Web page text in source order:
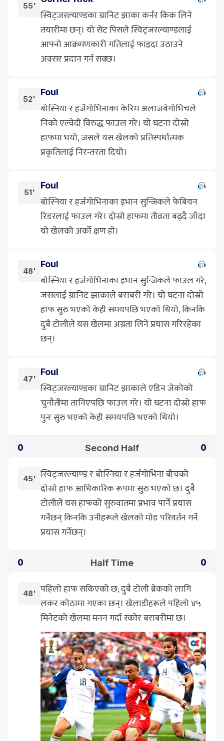
55'
स्विट्जरल्याण्डका ग्रानिट झाका कर्नर किक लिने
तयारीमा छन्। यो सेट पिसले स्विट्जरल्याण्डलाई
आफ्नो आक्रमणकारी गतिलाई फाइदा उठाउने
अवसर प्रदान गर्न सक्छ।
52'
Foul
बोस्निया र हर्जेगोभिनाका केरिम अलाजबेगोभिचले
निको एल्वेदी विरुद्ध फाउल गरे। यो घटना दोस्रो
हाफमा भयो, जसले यस खेलको प्रतिस्पर्धात्मक
प्रकृतिलाई निरन्तरता दियो।
51'
Foul
बोस्निया र हर्जगोभिनाका इभान सुन्जिकले फेबियन
रिडरलाई फाउल गरे। दोस्रो हाफमा तीव्रता बढ्दै जाँदा
यो खेलको अर्को क्षण हो।
48'
Foul
बोस्निया र हर्जगोभिनाका इभान सुन्जिकले फाउल गरे,
जसलाई ग्रानिट झाकाले बराबरी गरे। यो घटना दोस्रो
हाफ सुरु भएको केही समयपछि भएको थियो, किनकि
दुबै टोलीले यस खेलमा अग्रता लिने प्रयास गरिरहेका
छन्।
47'
Foul
स्विट्जरल्याण्डका ग्रानिट झाकाले एडिन जेकोको
चुनौतीमा तानिएपछि फाउल गरे। यो घटना दोस्रो हाफ
पुनः सुरु भएको केही समयपछि भएको थियो।
0 Second Half 0
45' स्विट्जरल्याण्ड र बोस्निया र हर्जगोभिना बीचको
दोस्रो हाफ आधिकारिक रूपमा सुरु भएको छ। दुबै
टोलीले यस हाफको सुरुवातमा प्रभाव पार्ने प्रयास
गर्नेछन् किनकि उनीहरूले खेलको मोड परिवर्तन गर्ने
प्रयास गर्नेछन्।
0 Half Time 0
48' पहिलो हाफ सकिएको छ, दुबै टोली ब्रेकको लागि
लकर कोठामा गएका छन्। खेलाडीहरूले पहिलो ४५
मिनेटको खेलमा मनन गर्दा स्कोर बराबरीमा छ।